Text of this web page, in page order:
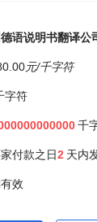
语说明书翻译公
元/千字符
字符
千
付款之日2 天内
效